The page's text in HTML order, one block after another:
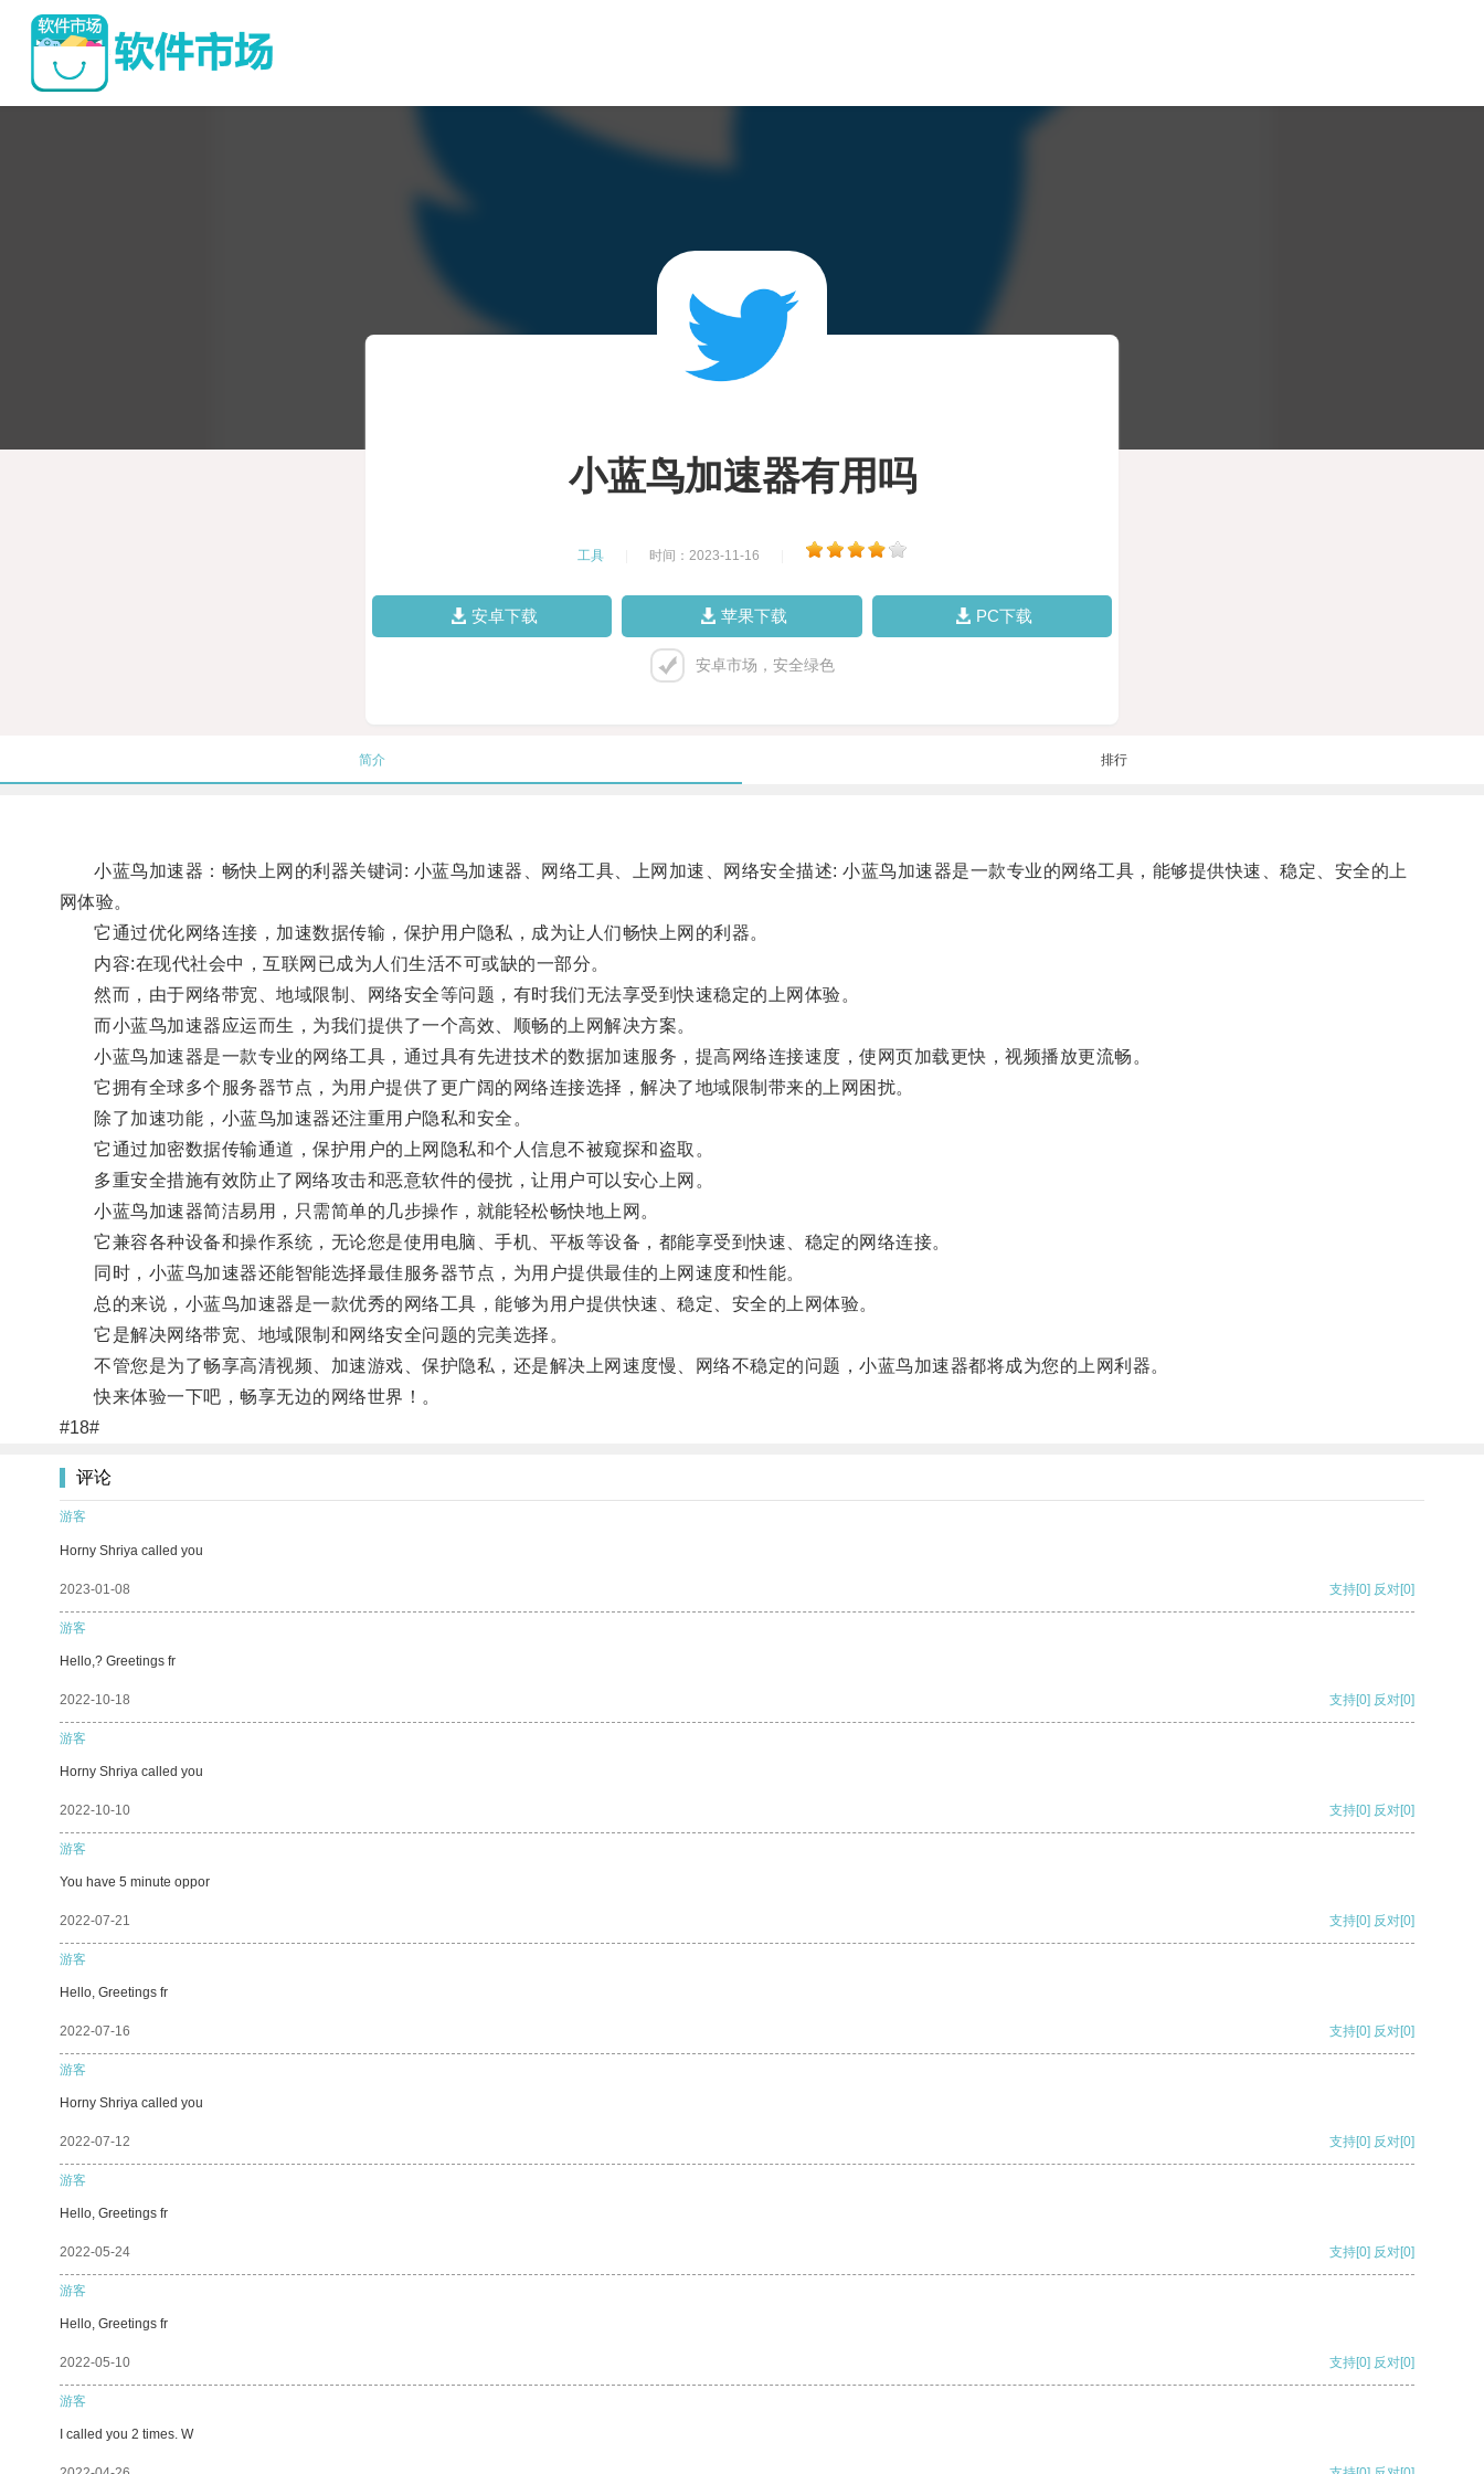
小蓝鸟加速器有用吗
工具 时间：2023-11-16
安卓下载 苹果下载 PC下载
安卓市场，安全绿色
简介 排行
小蓝鸟加速器：畅快上网的利器关键词: 小蓝鸟加速器、网络工具、上网加速、网络安全描述: 小蓝鸟加速器是一款专业的网络工具，能够提供快速、稳定、安全的上
网体验。
它通过优化网络连接，加速数据传输，保护用户隐私，成为让人们畅快上网的利器。
内容:在现代社会中，互联网已成为人们生活不可或缺的一部分。
然而，由于网络带宽、地域限制、网络安全等问题，有时我们无法享受到快速稳定的上网体验。
而小蓝鸟加速器应运而生，为我们提供了一个高效、顺畅的上网解决方案。
小蓝鸟加速器是一款专业的网络工具，通过具有先进技术的数据加速服务，提高网络连接速度，使网页加载更快，视频播放更流畅。
它拥有全球多个服务器节点，为用户提供了更广阔的网络连接选择，解决了地域限制带来的上网困扰。
除了加速功能，小蓝鸟加速器还注重用户隐私和安全。
它通过加密数据传输通道，保护用户的上网隐私和个人信息不被窥探和盗取。
多重安全措施有效防止了网络攻击和恶意软件的侵扰，让用户可以安心上网。
小蓝鸟加速器简洁易用，只需简单的几步操作，就能轻松畅快地上网。
它兼容各种设备和操作系统，无论您是使用电脑、手机、平板等设备，都能享受到快速、稳定的网络连接。
同时，小蓝鸟加速器还能智能选择最佳服务器节点，为用户提供最佳的上网速度和性能。
总的来说，小蓝鸟加速器是一款优秀的网络工具，能够为用户提供快速、稳定、安全的上网体验。
它是解决网络带宽、地域限制和网络安全问题的完美选择。
不管您是为了畅享高清视频、加速游戏、保护隐私，还是解决上网速度慢、网络不稳定的问题，小蓝鸟加速器都将成为您的上网利器。
快来体验一下吧，畅享无边的网络世界！。
#18#
评论
游客
Horny Shriya called you
2023-01-08 支持[0] 反对[0]
游客
Hello,? Greetings fr
2022-10-18 支持[0] 反对[0]
游客
Horny Shriya called you
2022-10-10 支持[0] 反对[0]
游客
You have 5 minute oppor
2022-07-21 支持[0] 反对[0]
游客
Hello, Greetings fr
2022-07-16 支持[0] 反对[0]
游客
Horny Shriya called you
2022-07-12 支持[0] 反对[0]
游客
Hello, Greetings fr
2022-05-24 支持[0] 反对[0]
游客
Hello, Greetings fr
2022-05-10 支持[0] 反对[0]
游客
I called you 2 times. W